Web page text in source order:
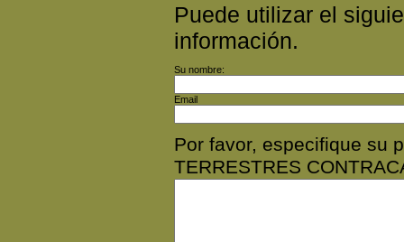
Puede utilizar el
información.
Su nombre:
Email
Por favor, especifique su
TERRESTRES